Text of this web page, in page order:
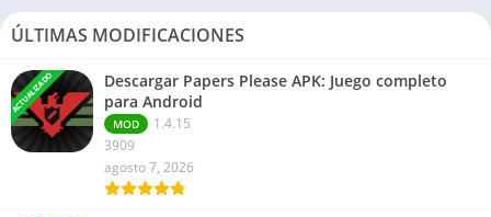
ÚLTIMAS MODIFICACIONES
ACTUALIZADO
Descargar Papers Please APK: Juego completo
para Android
MOD
1.4.15
3909
agosto 7, 2026